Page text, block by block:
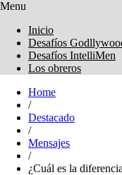
Obreros
Menu
Inicio
Desafíos
Desafíos IntelliMen
Los obreros
Home
/
Destacado
/
Mensajes
/
¿Cuál es la